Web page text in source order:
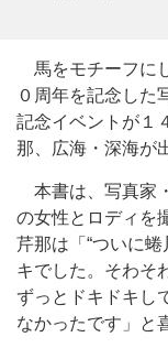
馬をモチーフに
０周年を記念し
記念イベントが１
那、広海・深海が
本書は、写真家
の女性とロディを
芹那は「“ついに
キでした。そわそ
ずっとドキドキし
なかったです」と